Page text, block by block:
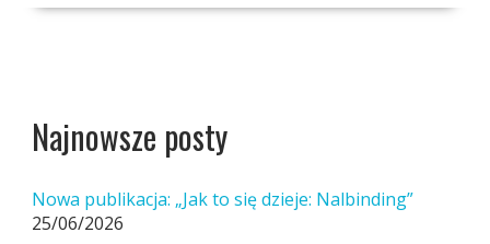
Najnowsze posty
Nowa publikacja: „Jak to się dzieje: Nalbinding”
25/06/2026